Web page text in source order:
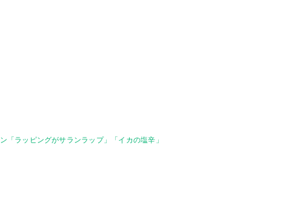
ラッピングがサランラップ」「イカの塩辛」